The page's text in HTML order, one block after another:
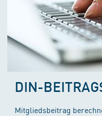
DIN-
Mitgliedsbeitrag